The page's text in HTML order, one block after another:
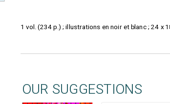
1 vol. (234 p.) ; illustrations en noir et blanc ; 24 x
OUR SUGGESTIONS